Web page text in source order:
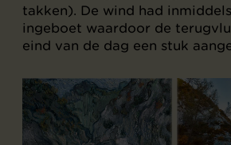
takken). De wind had
ingeboet waardoor de
eind van de dag een stuk